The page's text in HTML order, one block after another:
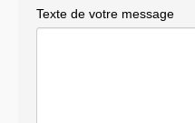
Texte de votre message